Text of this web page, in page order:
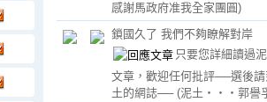
感謝馬政府准我全家團圓)
鎖國久了 我們不夠瞭解對岸
只要您詳細讀過
文章，歡迎任何批評──選後
土的網誌── (泥土‧‧‧郭譽